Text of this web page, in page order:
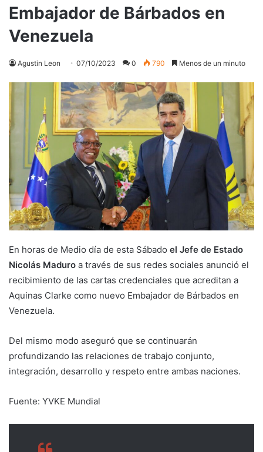
Embajador de Bárbados en
Venezuela
Agustin Leon 07/10/2023 0 790 Menos de un minuto
En horas de Medio día de esta Sábado el Jefe de Estado
Nicolás Maduro a través de sus redes sociales anunció el
recibimiento de las cartas credenciales que acreditan a
Aquinas Clarke como nuevo Embajador de Bárbados en
Venezuela.
Del mismo modo aseguró que se continuarán
profundizando las relaciones de trabajo conjunto,
integración, desarrollo y respeto entre ambas naciones.
Fuente: YVKE Mundial